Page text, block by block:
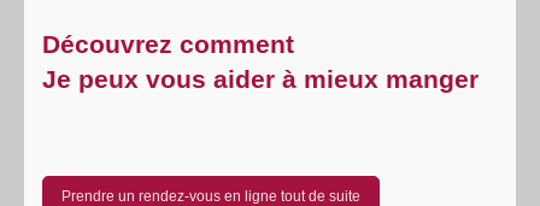
Découvrez comment
Je peux vous aider à mieux manger
Prendre un rendez-vous en ligne tout de suite